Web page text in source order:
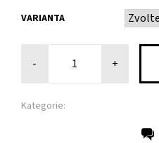
VARIANTA
- +
Kategorie: